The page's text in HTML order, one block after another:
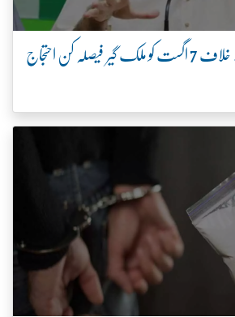
پٹرولیم لیوی بھتہ کے خلاف 7 اگست کو ملک گیر فیصلہ کن احتجاج